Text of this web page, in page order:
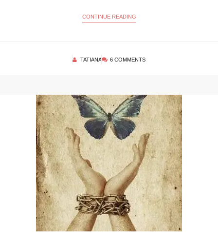
CONTINUE READING
TATIANA 6 COMMENTS